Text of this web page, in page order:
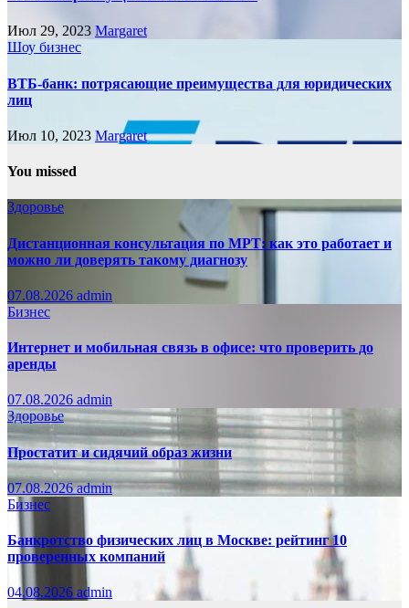
Июл 29, 2023 Margaret
Шоу бизнес
ВТБ-банк: потрясающие преимущества для юридических
лиц
Июл 10, 2023 Margaret
You missed
Здоровье
Дистанционная консультация по МРТ: как это работает и
можно ли доверять такому диагнозу
07.08.2026 admin
Бизнес
Интернет и мобильная связь в офисе: что проверить до
аренды
07.08.2026 admin
Здоровье
Простатит и сидячий образ жизни
07.08.2026admin
Бизнес
Банкротство физических лиц в Москве: рейтинг 10
проверенных компаний
04.08.2026 admin